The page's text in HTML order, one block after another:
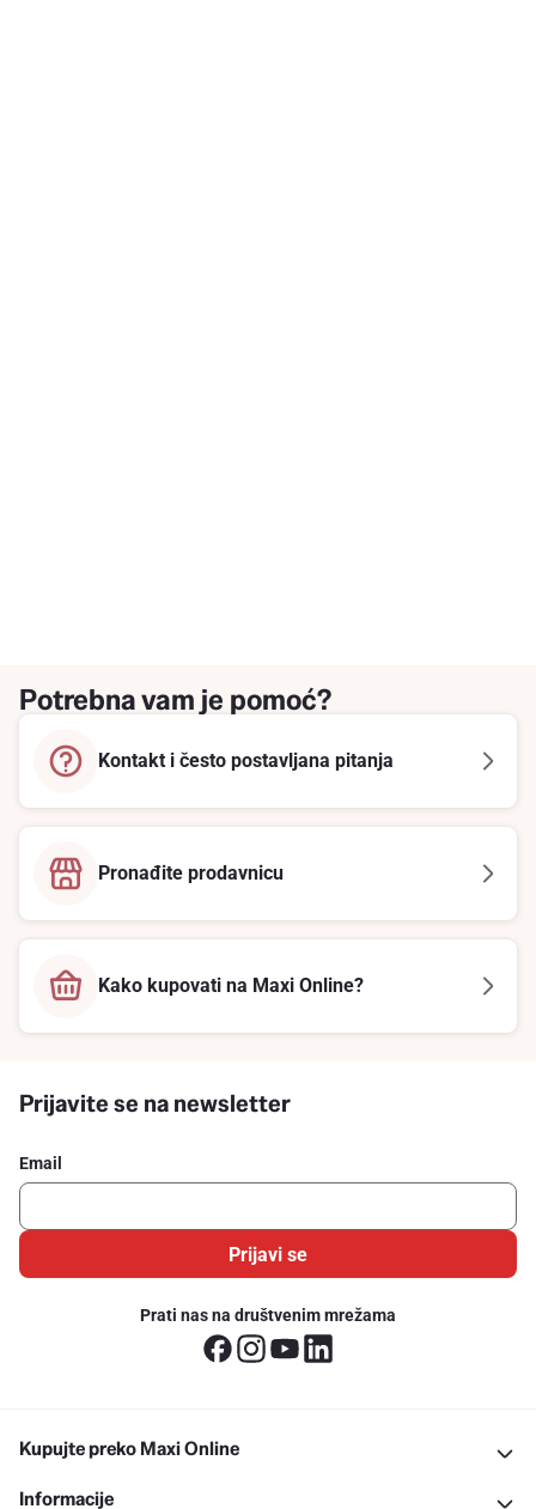
Potrebna vam je pomoć?
Kontakt i često postavljana pitanja
Pronađite prodavnicu
Kako kupovati na Maxi Online?
Prijavite se na newsletter
Email
Prijavi se
Prati nas na društvenim mrežama
Kupujte preko Maxi Online
Informacije